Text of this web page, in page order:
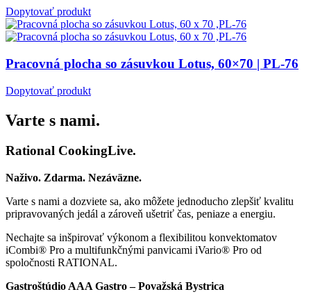
Dopytovať produkt
Pracovná plocha so zásuvkou Lotus, 60×70 | PL-76
Dopytovať produkt
Varte s nami.
Rational CookingLive​.
Naživo. Zdarma. Nezáväzne.
Varte s nami a dozviete sa, ako môžete jednoducho zlepšiť kvalitu
pripravovaných jedál a zároveň ušetriť čas, peniaze a energiu.
Nechajte sa inšpirovať výkonom a flexibilitou konvektomatov
iCombi® Pro a multifunkčnými panvicami iVario® Pro od
spoločnosti RATIONAL.
Gastroštúdio AAA Gastro – Považská Bystrica